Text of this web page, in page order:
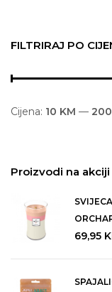
Neseseri i pernice
Notesi, dnevnici,
Novcanici i
Papir darovni i
Pisaci darovni
Svijece, stapici i
Skola
FILTRIRAJ PO
Cijena: 10 KM —
Proizvodi na akciji
69,95